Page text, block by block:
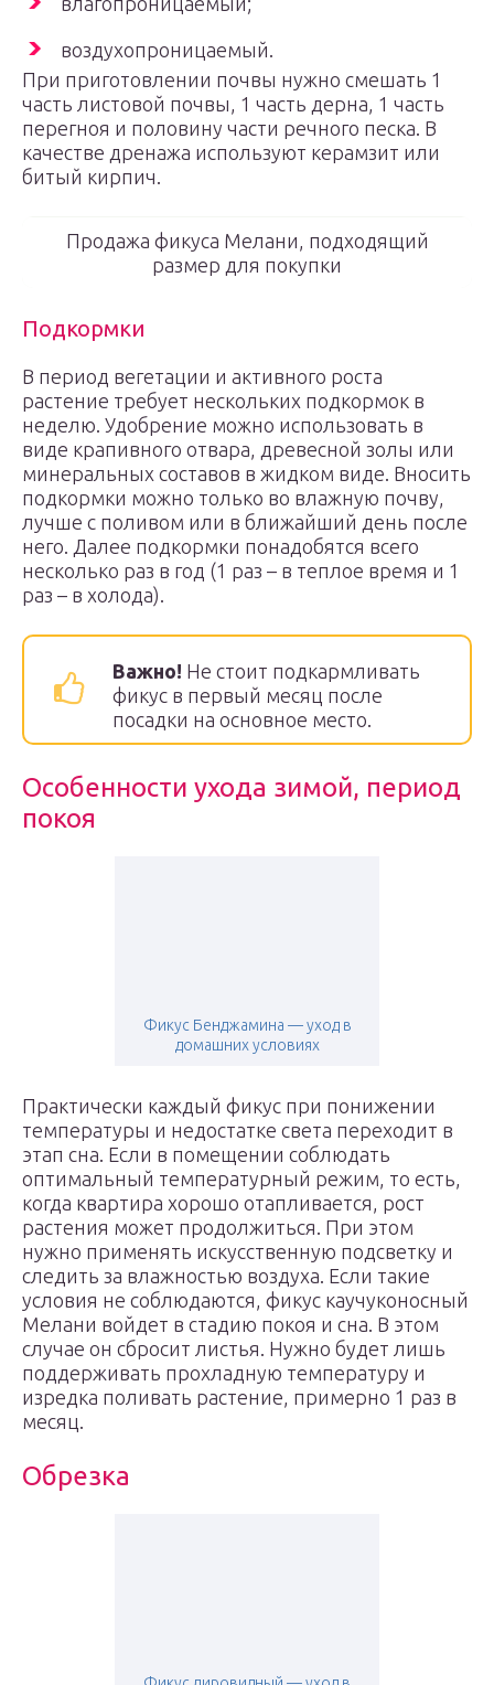
воздухопроницаемый.
При приготовлении почвы нужно смешать 1
часть листовой почвы, 1 часть дерна, 1 часть
перегноя и половину части речного песка. В
качестве дренажа используют керамзит или
битый кирпич.
Продажа фикуса Мелани, подходящий
размер для покупки
Подкормки
В период вегетации и активного роста
растение требует нескольких подкормок в
неделю. Удобрение можно использовать в
виде крапивного отвара, древесной золы или
минеральных составов в жидком виде. Вносить
подкормки можно только во влажную почву,
лучше с поливом или в ближайший день после
него. Далее подкормки понадобятся всего
несколько раз в год (1 раз – в теплое время и 1
раз – в холода).
Важно! Не стоит подкармливать
фикус в первый месяц после
посадки на основное место.
Особенности ухода зимой, период
покоя
Фикус Бенджамина — уход в
домашних условиях
Практически каждый фикус при понижении
температуры и недостатке света переходит в
этап сна. Если в помещении соблюдать
оптимальный температурный режим, то есть,
когда квартира хорошо отапливается, рост
растения может продолжиться. При этом
нужно применять искусственную подсветку и
следить за влажностью воздуха. Если такие
условия не соблюдаются, фикус каучуконосный
Мелани войдет в стадию покоя и сна. В этом
случае он сбросит листья. Нужно будет лишь
поддерживать прохладную температуру и
изредка поливать растение, примерно 1 раз в
месяц.
Обрезка